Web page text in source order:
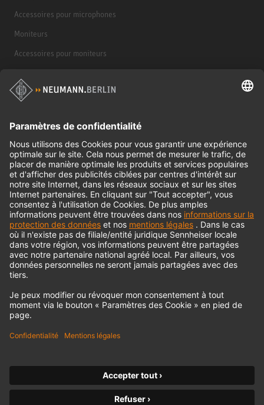
Accessoires pour microphones
Moniteurs
Accessoires pour moniteurs
Produits historiques
© 2018 - 2026Georg Neumann GmbH
Impression
Politique de confidentialité
Conditions générales
Droit de rétractation